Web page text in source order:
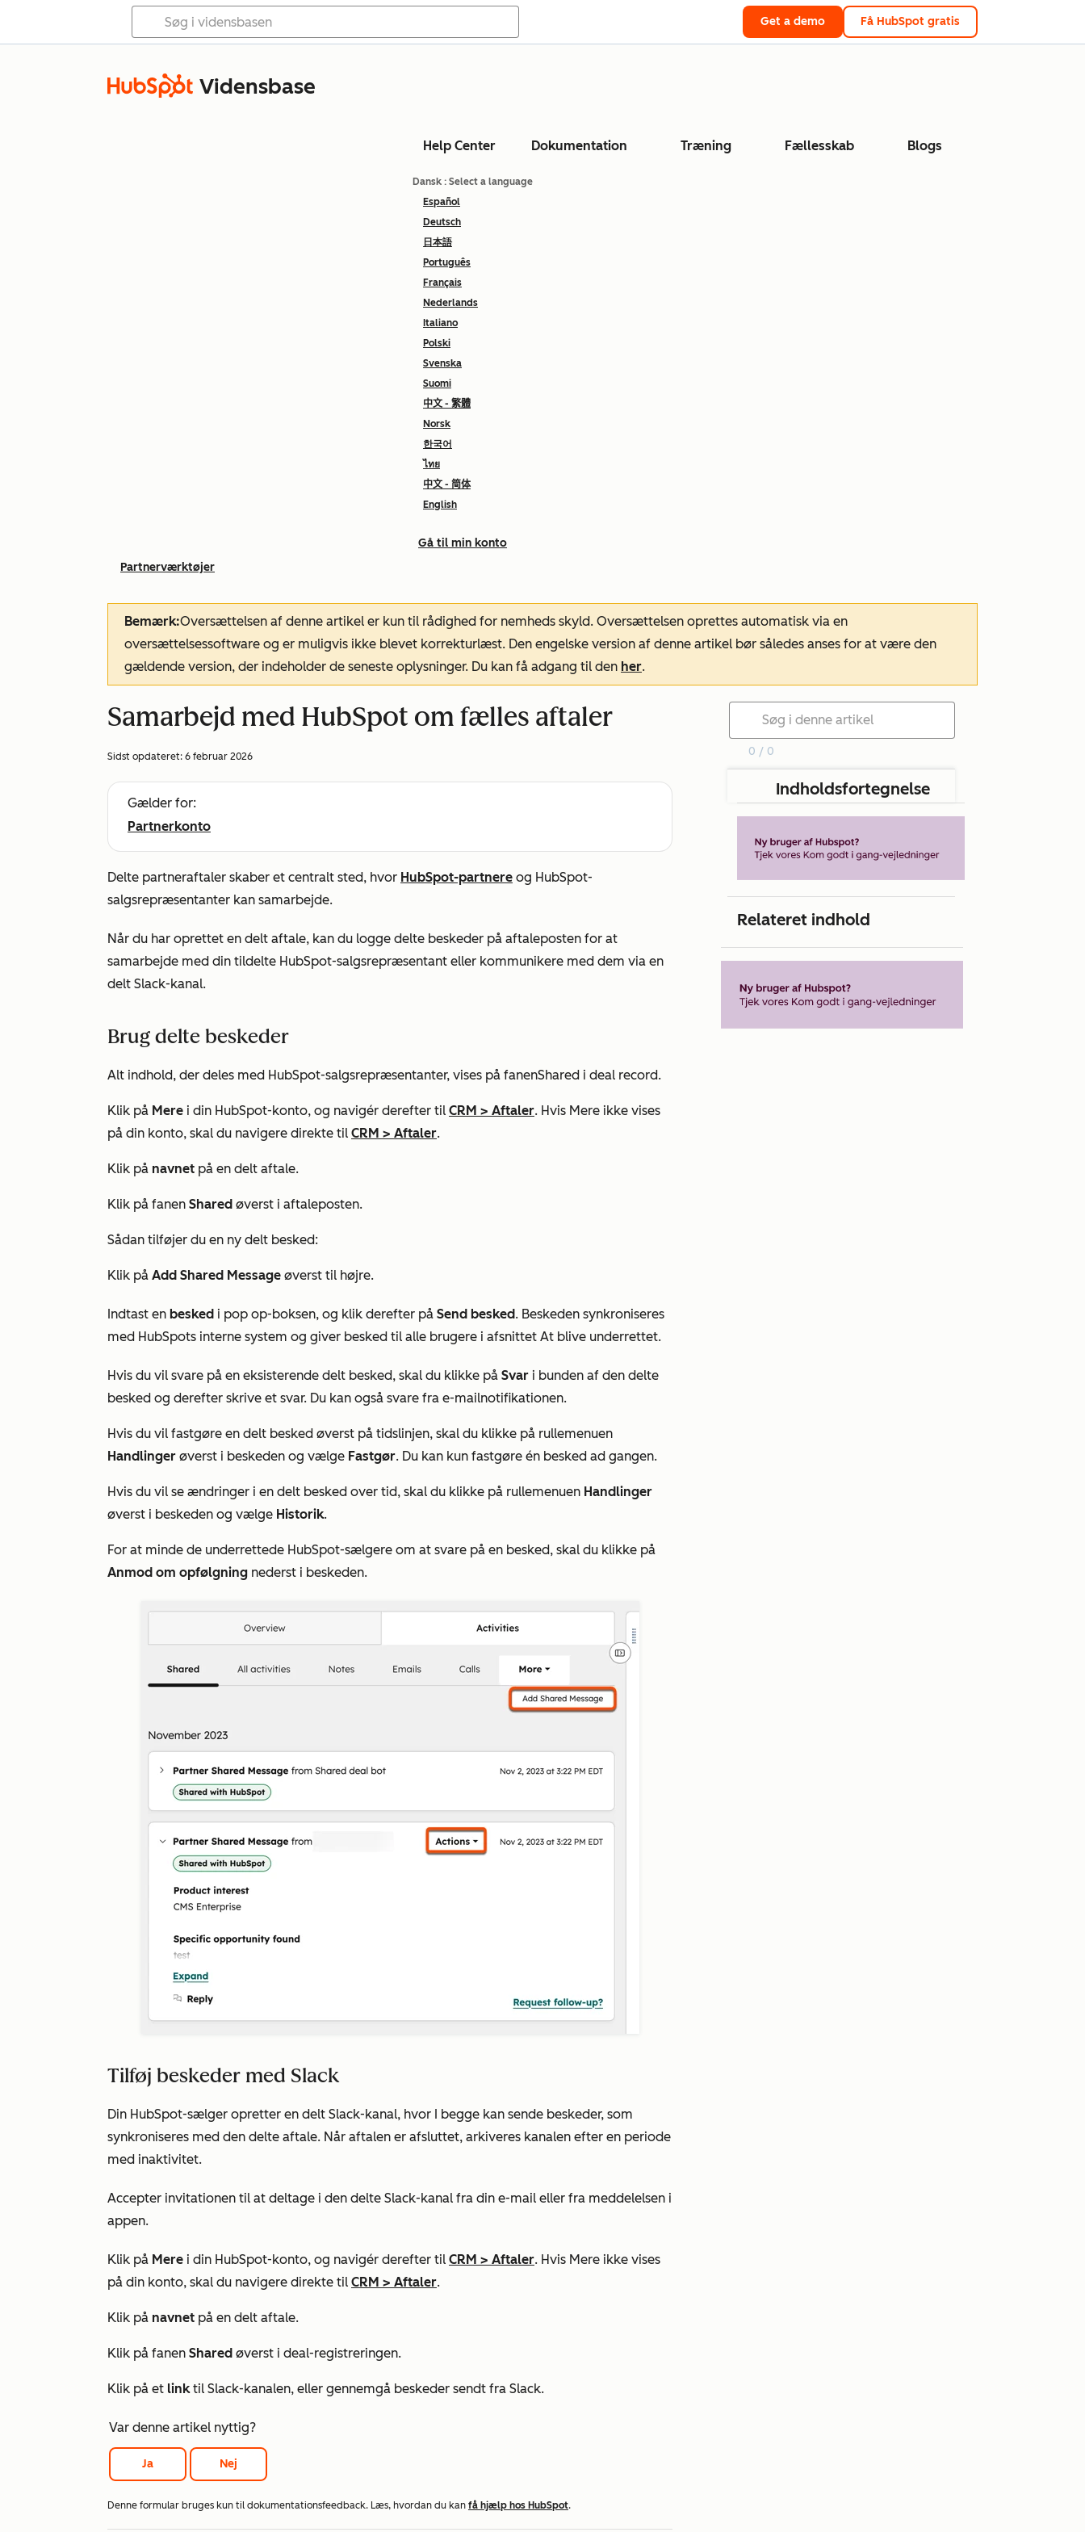
Get a demo Få HubSpot gratis
Vidensbase
Help Center Dokumentation Træning Fællesskab Blogs
Dansk : Select a language
Español
Deutsch
日本語
Português
Français
Nederlands
Italiano
Polski
Svenska
Suomi
中文 - 繁體
Norsk
한국어
ไทย
中文 - 简体
English
Gå til min konto
Partnerværktøjer
Bemærk:Oversættelsen af denne artikel er kun til rådighed for nemheds skyld. Oversættelsen oprettes automatisk via en
oversættelsessoftware og er muligvis ikke blevet korrekturlæst. Den engelske version af denne artikel bør således anses for at være den
gældende version, der indeholder de seneste oplysninger. Du kan få adgang til den her.
Samarbejd med HubSpot om fælles aftaler
Sidst opdateret: 6 februar 2026
Gælder for:
Partnerkonto
Delte partneraftaler skaber et centralt sted, hvor HubSpot-partnere og HubSpot-
salgsrepræsentanter kan samarbejde.
Når du har oprettet en delt aftale, kan du logge delte beskeder på aftaleposten for at
samarbejde med din tildelte HubSpot-salgsrepræsentant eller kommunikere med dem via en
delt Slack-kanal.
Brug delte beskeder
Alt indhold, der deles med HubSpot-salgsrepræsentanter, vises på fanenShared i deal record.
Klik på Mere i din HubSpot-konto, og navigér derefter til CRM > Aftaler. Hvis Mere ikke vises
på din konto, skal du navigere direkte til CRM > Aftaler.
Klik på navnet på en delt aftale.
Klik på fanen Shared øverst i aftaleposten.
Sådan tilføjer du en ny delt besked:
Klik på Add Shared Message øverst til højre.
Indtast en besked i pop op-boksen, og klik derefter på Send besked. Beskeden synkroniseres
med HubSpots interne system og giver besked til alle brugere i afsnittet At blive underrettet.
Hvis du vil svare på en eksisterende delt besked, skal du klikke på Svar i bunden af den delte
besked og derefter skrive et svar. Du kan også svare fra e-mailnotifikationen.
Hvis du vil fastgøre en delt besked øverst på tidslinjen, skal du klikke på rullemenuen
Handlinger øverst i beskeden og vælge Fastgør. Du kan kun fastgøre én besked ad gangen.
Hvis du vil se ændringer i en delt besked over tid, skal du klikke på rullemenuen Handlinger
øverst i beskeden og vælge Historik.
For at minde de underrettede HubSpot-sælgere om at svare på en besked, skal du klikke på
Anmod om opfølgning nederst i beskeden.
Tilføj beskeder med Slack
Din HubSpot-sælger opretter en delt Slack-kanal, hvor I begge kan sende beskeder, som
synkroniseres med den delte aftale. Når aftalen er afsluttet, arkiveres kanalen efter en periode
med inaktivitet.
Accepter invitationen til at deltage i den delte Slack-kanal fra din e-mail eller fra meddelelsen i
appen.
Klik på Mere i din HubSpot-konto, og navigér derefter til CRM > Aftaler. Hvis Mere ikke vises
på din konto, skal du navigere direkte til CRM > Aftaler.
Klik på navnet på en delt aftale.
Klik på fanen Shared øverst i deal-registreringen.
Klik på et linktil Slack-kanalen, eller gennemgå beskeder sendt fra Slack.
Var denne artikel nyttig?
Ja Nej
Denne formular bruges kun til dokumentationsfeedback. Læs, hvordan du kan få hjælp hos HubSpot.
0 / 0
Indholdsfortegnelse
Relateret indhold